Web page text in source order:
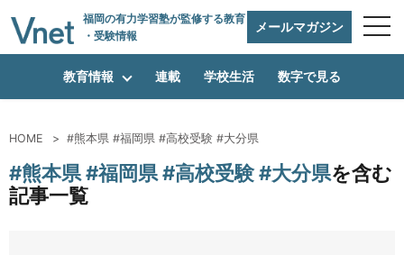
福岡の有力学習塾が監修する教育
・受験情報
メールマガジン
編集方針
教育情報 連載 学校生活 数字で見る
HOME #熊本県 #福岡県 #高校受験 #大分県
#熊本県 #福岡県 #高校受験 #大分県を含む
記事一覧